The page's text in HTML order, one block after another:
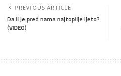
PREVIOUS ARTICLE
Da li je pred nama najtoplije ljeto?
(VIDEO)